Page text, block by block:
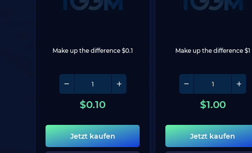
Make up the difference $0.1
$0.10
Jetzt kaufen
Make up the difference $1
$1.00
Jetzt kaufen